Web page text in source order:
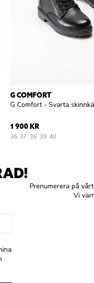
G COMFORT
1 900 KR
36 37 38 39 40
Prenumerera på
Vi